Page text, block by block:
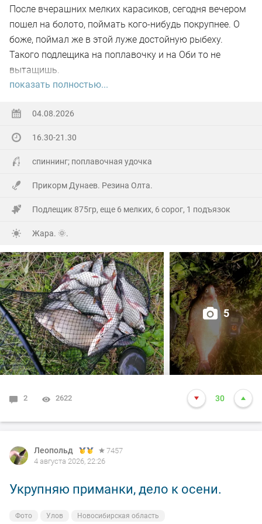
После вчерашних мелких карасиков, сегодня вечером
пошел на болото, поймать кого-нибудь покрупнее. О
боже, поймал же в этой луже достойную рыбеху.
Такого подлещика на поплавочку и на Оби то не
вытащишь.
поймал.
На заказе еще покидал спиннинг. Поймал 8 наников.
Отпустил, и пошел домой.
показать полностью...
04.08.2026
16.30-21.30
спиннинг; поплавочная удочка
Прикорм Дунаев. Резина Олта.
Подлещик 875гр, еще 6 мелких, 6 сорог, 1 подъязок
Жара. 🌞.
5
2 2622 30
Леопольд
7457
4 августа 2026, 22:26
Укрупняю приманки, дело к осени.
Фото Улов Новосибирская область